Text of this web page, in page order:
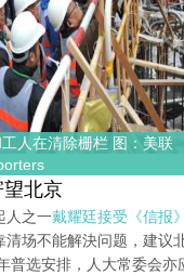
人在清除栅栏 图：美联
北京
人之一戴耀廷接受《信报
清场不能解決问题，建议
普选安排，人大常委会亦